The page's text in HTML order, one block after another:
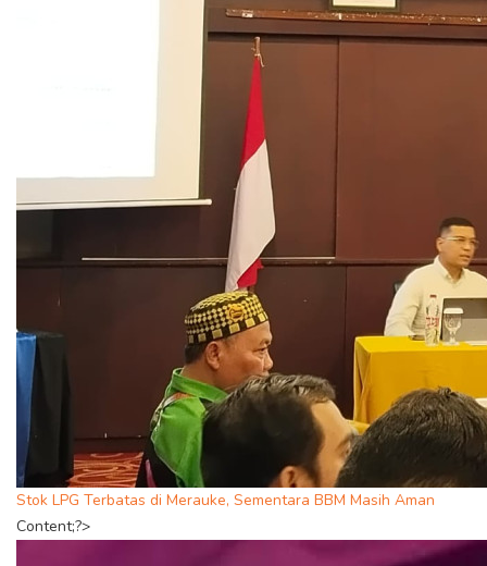
Stok LPG Terbatas di Merauke, Sementara BBM Masih Aman
Content;?>